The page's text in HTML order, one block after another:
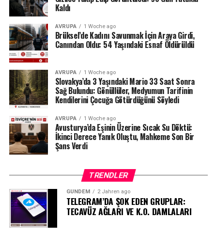
Milyonlarca liralık para transferleri ve şoförün iddiaları
üzerinden derinleşen soruşturmada gözler, yargı
makamlarının atacağı bir sonraki adıma çevrilmiş
durumda.#ahbap #sondakika
Kaldı
AVRUPA 1 Woche ago
Brüksel’de Kadını Savunmak İçin Araya Girdi,
Canından Oldu: 54 Yaşındaki Esnaf Öldürüldü
AVRUPA 1 Woche ago
Slovakya’da 3 Yaşındaki Mario 33 Saat Sonra
Sağ Bulundu: Gönüllüler, Medyumun Tarifinin
Kendilerini Çocuğa Götürdüğünü Söyledi
AVRUPA 1 Woche ago
Avusturya’da Eşinin Üzerine Sıcak Su Döktü:
İkinci Derece Yanık Oluştu, Mahkeme Son Bir
Şans Verdi
TRENDLER
GÜNDEM 2 Jahren ago
TELEGRAM’DA ŞOK EDEN GRUPLAR:
TECAVÜZ AĞLARI VE K.O. DAMLALARI